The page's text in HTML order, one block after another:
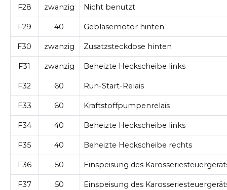
F28 zwanzig Nicht benutzt
F29 40 Gebläsemotor hinten
F30 zwanzig Zusatzsteckdose hinten
F31 zwanzig Beheizte Heckscheibe links
F32 60 Run-Start-Relais
F33 60 Kraftstoffpumpenrelais
F34 40 Beheizte Heckscheibe links
F35 40 Beheizte Heckscheibe rechts
F36 50 Einspeisung des
F37 50 Einspeisung des